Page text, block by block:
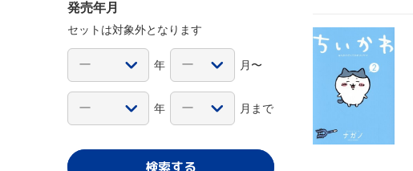
発売年月
セットは対象外となります
年 月〜
年 月まで
検索する